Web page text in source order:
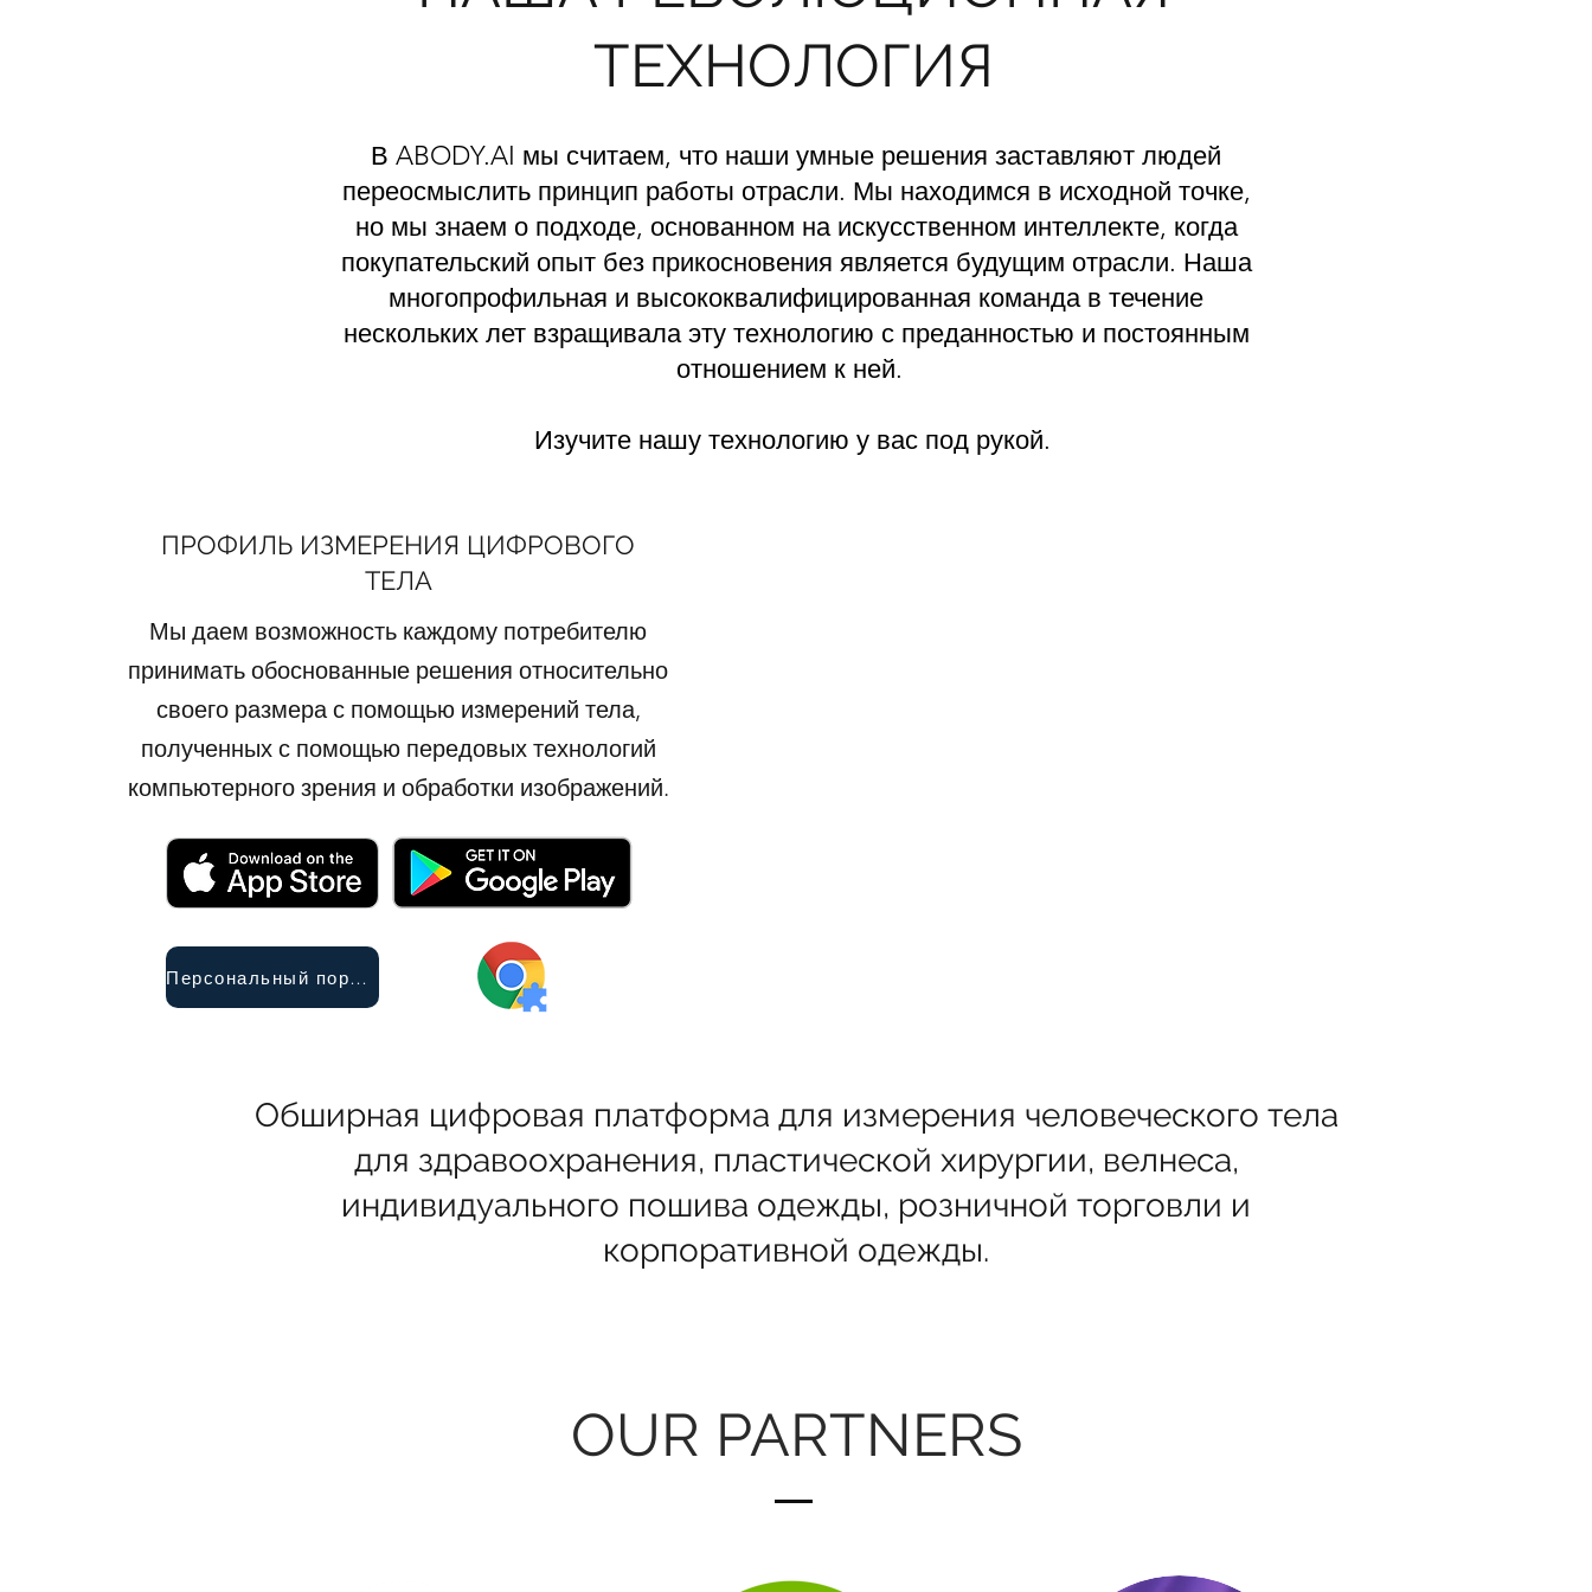
ТЕХНОЛОГИЯ
В ABODY.AI мы считаем, что наши умные решения заставляют людей
переосмыслить принцип работы отрасли. Мы находимся в исходной точке,
но мы знаем о подходе, основанном на искусственном интеллекте, когда
покупательский опыт без прикосновения является будущим отрасли. Наша
многопрофильная и высококвалифицированная команда в течение
нескольких лет взращивала эту технологию с преданностью и постоянным
отношением к ней.
Изучите нашу технологию у вас под рукой.
ПРОФИЛЬ ИЗМЕРЕНИЯ ЦИФРОВОГО
ТЕЛА
Мы даем возможность каждому потребителю
принимать обоснованные решения относительно
своего размера с помощью измерений тела,
полученных с помощью передовых технологий
компьютерного зрения и обработки изображений.
Персональный портной в Интернете
Обширная цифровая платформа для измерения человеческого тела
для здравоохранения, пластической хирургии, велнеса,
индивидуального пошива одежды, розничной торговли и
корпоративной одежды.
OUR PARTNERS